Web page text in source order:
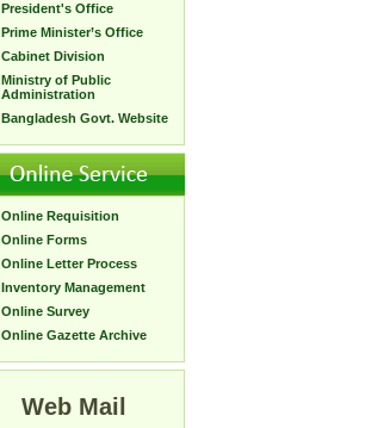
President's Office
Prime Minister’s Office
Cabinet Division
Ministry of Public
Administration
Bangladesh Govt. Website
Online Requisition
Online Forms
Online Letter Process
Inventory Management
Online Survey
Online Gazette Archive
Web Mail